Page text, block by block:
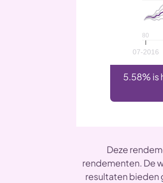
07-2016
80
5.58% is
Deze
rendementen. De
resultaten bieden